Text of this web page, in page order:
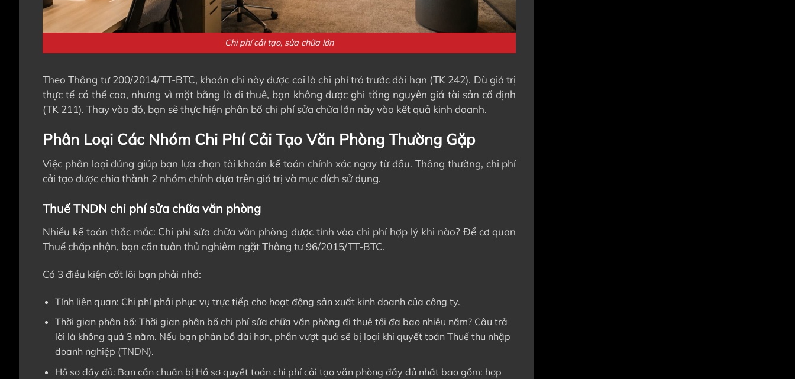
Chi phí cải tạo, sửa chữa lớn
Theo Thông tư 200/2014/TT-BTC, khoản chi này được coi là chi phí trả trước dài hạn (TK 242). Dù giá trị
thực tế có thể cao, nhưng vì mặt bằng là đi thuê, bạn không được ghi tăng nguyên giá tài sản cố định
(TK 211). Thay vào đó, bạn sẽ thực hiện phân bổ chi phí sửa chữa lớn này vào kết quả kinh doanh.
Phân Loại Các Nhóm Chi Phí Cải Tạo Văn Phòng Thường Gặp
Việc phân loại đúng giúp bạn lựa chọn tài khoản kế toán chính xác ngay từ đầu. Thông thường, chi phí
cải tạo được chia thành 2 nhóm chính dựa trên giá trị và mục đích sử dụng.
Thuế TNDN chi phí sửa chữa văn phòng
Nhiều kế toán thắc mắc: Chi phí sửa chữa văn phòng được tính vào chi phí hợp lý khi nào? Để cơ quan
Thuế chấp nhận, bạn cần tuân thủ nghiêm ngặt Thông tư 96/2015/TT-BTC.
Có 3 điều kiện cốt lõi bạn phải nhớ:
Tính liên quan: Chi phí phải phục vụ trực tiếp cho hoạt động sản xuất kinh doanh của công ty.
Thời gian phân bổ: Thời gian phân bổ chi phí sửa chữa văn phòng đi thuê tối đa bao nhiêu năm? Câu trả
lời là không quá 3 năm. Nếu bạn phân bổ dài hơn, phần vượt quá sẽ bị loại khi quyết toán Thuế thu nhập
doanh nghiệp (TNDN).
Hồ sơ đầy đủ: Bạn cần chuẩn bị Hồ sơ quyết toán chi phí cải tạo văn phòng đầy đủ nhất bao gồm: hợp